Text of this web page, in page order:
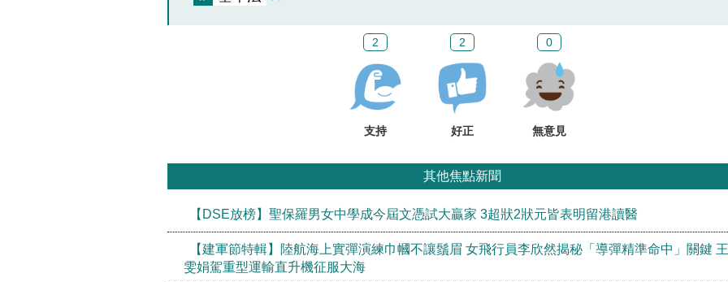
2
支持
2
好正
0
無意見
其他焦點新聞
【DSE放榜】聖保羅男女中學成今屆文憑試大贏家 3超狀2狀元皆表明留港讀醫
【建軍節特輯】陸航海上實彈演練巾幗不讓鬚眉 女飛行員李欣然揭秘「導彈精準命中」關鍵 王
雯娟駕重型運輸直升機征服大海